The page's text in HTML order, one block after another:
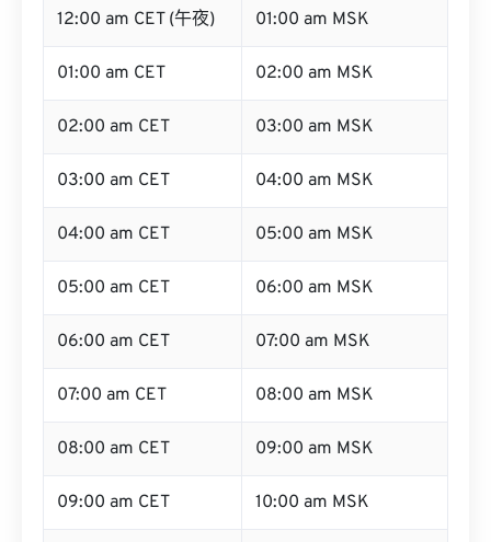
12:00 am CET (午夜) 01:00 am MSK
01:00 am CET 02:00 am MSK
02:00 am CET 03:00 am MSK
03:00 am CET 04:00 am MSK
04:00 am CET 05:00 am MSK
05:00 am CET 06:00 am MSK
06:00 am CET 07:00 am MSK
07:00 am CET 08:00 am MSK
08:00 am CET 09:00 am MSK
09:00 am CET 10:00 am MSK